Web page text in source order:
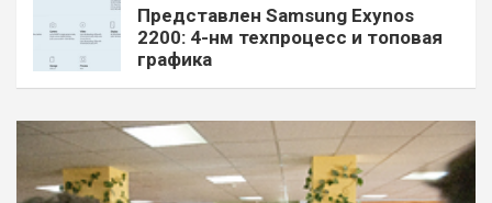
Представлен Samsung Exynos
2200: 4-нм техпроцесс и топовая
графика